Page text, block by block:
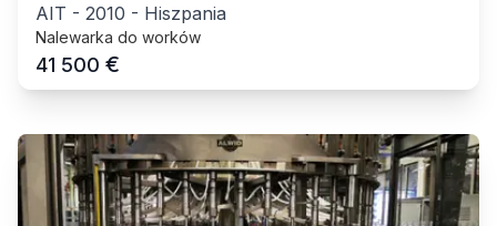
AIT - 2010 - Hiszpania
Nalewarka do worków
41 500 €